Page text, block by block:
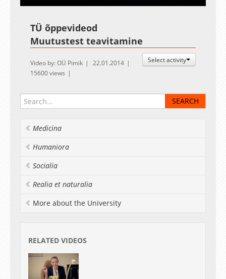
15.48%
TÜ õppevideod
Muutustest teavitamine
Select activity
Video by: OÜ Pimik
22.01.2014
15600 views
Medicina
Humaniora
Socialia
Realia et naturalia
More about the University
RELATED VIDEOS